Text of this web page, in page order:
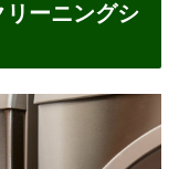
ーニングシ